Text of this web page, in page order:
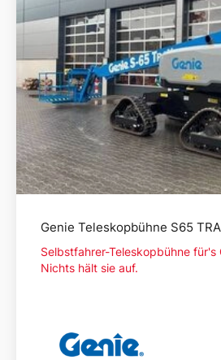
Genie Teleskopbühne S65
Selbstfahrer-Teleskopbühne für's
Nichts hält sie auf.